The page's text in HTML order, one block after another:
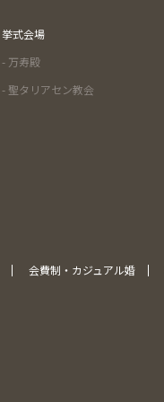
挙式会場
- 万寿殿
- 聖タリアセン教会
会費制・カジュアル婚